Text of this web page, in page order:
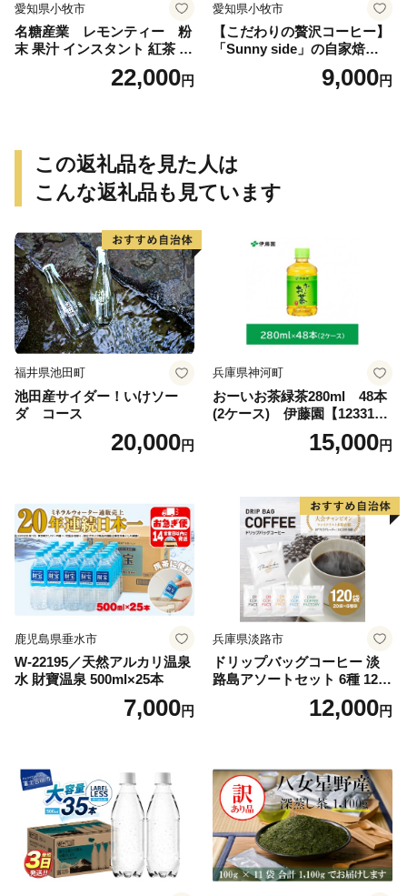
愛知県小牧市
名糖産業 レモンティー 粉
末 果汁 インスタント 紅茶 ビ
タミンC 袋 ロングセラー 粉
末飲料 粉末茶 簡単 手軽 ホッ
22,000円
愛知県小牧市
【こだわりの贅沢コーヒー】
「Sunny side」の自家焙煎珈
琲ブレンド珈琲飲み比べセッ
9,000円
この返礼品を見た人は
こんな返礼品も見ています
福井県池田町
池田産サイダー！いけソー
ダ コース
20,000円
兵庫県神河町
おーいお茶緑茶280ml 48本
(2ケース) 伊藤園【123317
15,000円
鹿児島県垂水市
W-22195／天然アルカリ温泉
水 財寶温泉 500ml×25本
7,000円
兵庫県淡路市
ドリップバッグコーヒー 淡
路島アソートセット 6種 120
袋 飲み比べ コーヒー
12,000円